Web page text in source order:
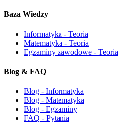
Baza Wiedzy
Informatyka - Teoria
Matematyka - Teoria
Egzaminy zawodowe - Teoria
Blog & FAQ
Blog - Informatyka
Blog - Matematyka
Blog - Egzaminy
FAQ - Pytania